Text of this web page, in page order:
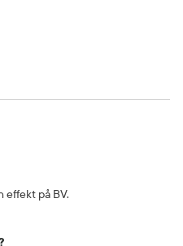
effekt på BV.